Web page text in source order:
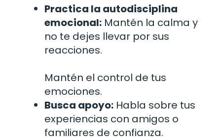
Practica la autodisciplina
emocional: Mantén la calma y
no te dejes llevar por sus
reacciones.
Mantén el control de tus
emociones.
Busca apoyo: Habla sobre tus
experiencias con amigos o
familiares de confianza.